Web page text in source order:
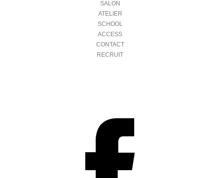
SALON
ATELIER
SCHOOL
ACCESS
CONTACT
RECRUIT